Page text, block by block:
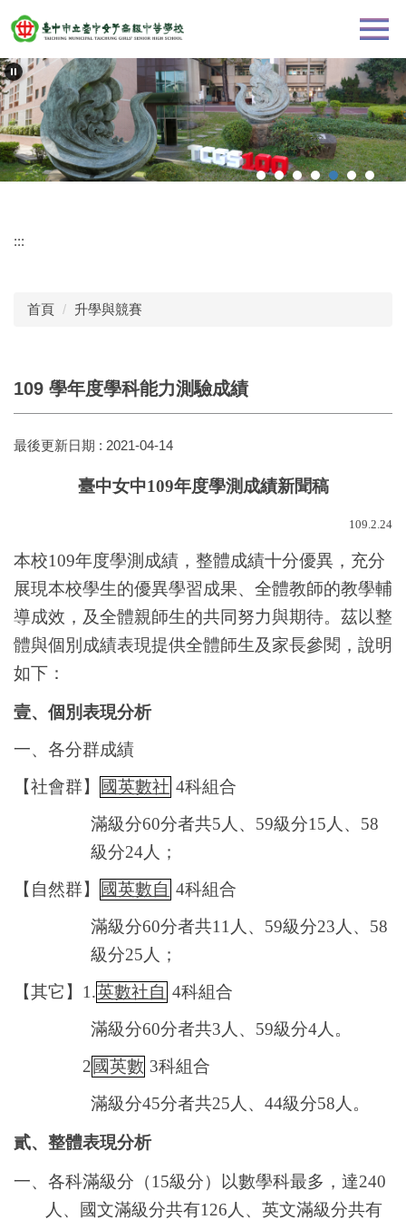
跳
到
要
內
容
區
:::
首頁 升學與競賽
109 學年度學科能力測驗成績
最後更新日期 : 2021-04-14
臺中女中109年度學測成績新聞稿
109.2.24
本校109年度學測成績，整體成績十分優異，充分
展現本校學生的優異學習成果、全體教師的教學輔
導成效，及全體親師生的共同努力與期待。茲以整
體與個別成績表現提供全體師生及家長參閱，說明
如下：
壹、個別表現分析
一、各分群成績
【社會群】
國英數社 4科組合
滿級分60分者共5人、 59級分15人、 58
級分24人；
【自然群】
國英數自 4科組合
滿級分60分者共11人、 59級分23人、 58
級分25人；
【其它】 1.英數社自 4科組合
滿級分60分者共3人、 59級分4人。
2 國英數 3科組合
滿級分45分者共25人、 44級分58人。
貳、整體表現分析
一、各科滿級分（15級分）以數學科最多，達240
人、國文滿級分共有126人、英文滿級分共有